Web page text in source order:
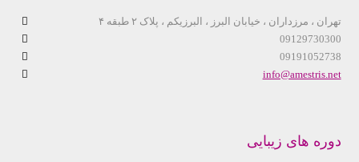
تهران ، مرزداران ، خیابان البرز ، البرزیکم ، پلاک ۲ طبقه ۴
09129730300
09191052738
info@amestris.net
دوره های زیبایی